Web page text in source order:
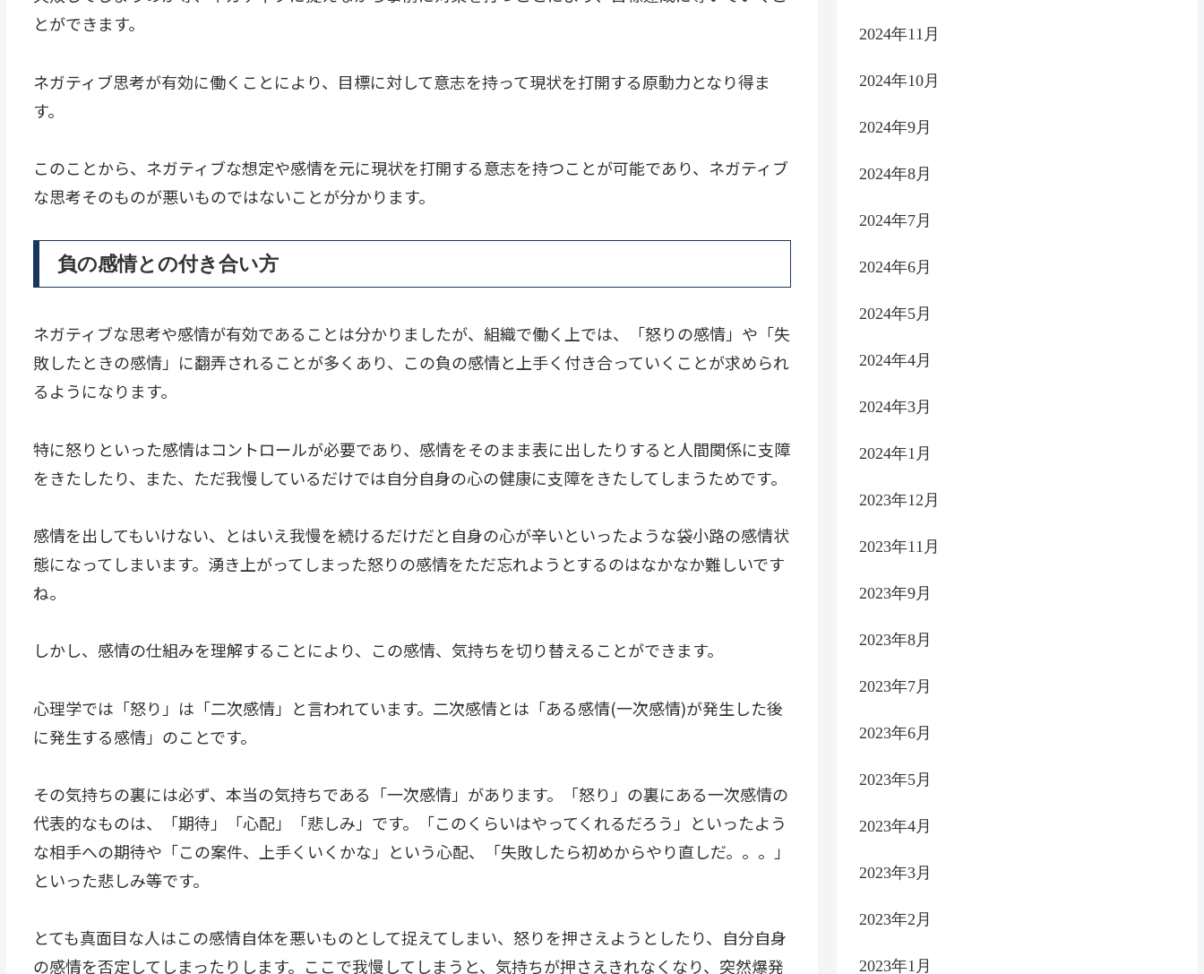
とができます。
ネガティブ思考が有効に働くことにより、目標に対して意志を持って現状を打開する原動力となり得ま
す。
このことから、ネガティブな想定や感情を元に現状を打開する意志を持つことが可能であり、ネガティブ
な思考そのものが悪いものではないことが分かります。
負の感情との付き合い方
ネガティブな思考や感情が有効であることは分かりましたが、組織で働く上では、「怒りの感情」や「失
敗したときの感情」に翻弄されることが多くあり、この負の感情と上手く付き合っていくことが求められ
るようになります。
特に怒りといった感情はコントロールが必要であり、感情をそのまま表に出したりすると人間関係に支障
をきたしたり、また、ただ我慢しているだけでは自分自身の心の健康に支障をきたしてしまうためです。
感情を出してもいけない、とはいえ我慢を続けるだけだと自身の心が辛いといったような袋小路の感情状
態になってしまいます。湧き上がってしまった怒りの感情をただ忘れようとするのはなかなか難しいです
ね。
しかし、感情の仕組みを理解することにより、この感情、気持ちを切り替えることができます。
心理学では「怒り」は「二次感情」と言われています。二次感情とは「ある感情(一次感情)が発生した後
に発生する感情」のことです。
その気持ちの裏には必ず、本当の気持ちである「一次感情」があります。「怒り」の裏にある一次感情の
代表的なものは、「期待」「心配」「悲しみ」です。「このくらいはやってくれるだろう」といったよう
な相手への期待や「この案件、上手くいくかな」という心配、「失敗したら初めからやり直しだ。。。」
といった悲しみ等です。
とても真面目な人はこの感情自体を悪いものとして捉えてしまい、怒りを押さえようとしたり、自分自身
の感情を否定してしまったりします。ここで我慢してしまうと、気持ちが押さえきれなくなり、突然爆発
2024年11月
2024年10月
2024年9月
2024年8月
2024年7月
2024年6月
2024年5月
2024年4月
2024年3月
2024年1月
2023年12月
2023年11月
2023年9月
2023年8月
2023年7月
2023年6月
2023年5月
2023年4月
2023年3月
2023年2月
2023年1月